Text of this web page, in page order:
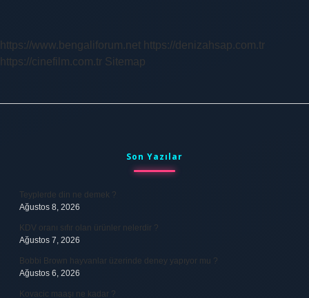
https://www.bengaliforum.net https://denizahsap.com.tr
https://cinefilm.com.tr Sitemap
Son Yazılar
Teyplerde din ne demek ?
Ağustos 8, 2026
KDV oranı sıfır olan ürünler nelerdir ?
Ağustos 7, 2026
Bobbi Brown hayvanlar üzerinde deney yapıyor mu ?
Ağustos 6, 2026
Kovacic maaşı ne kadar ?